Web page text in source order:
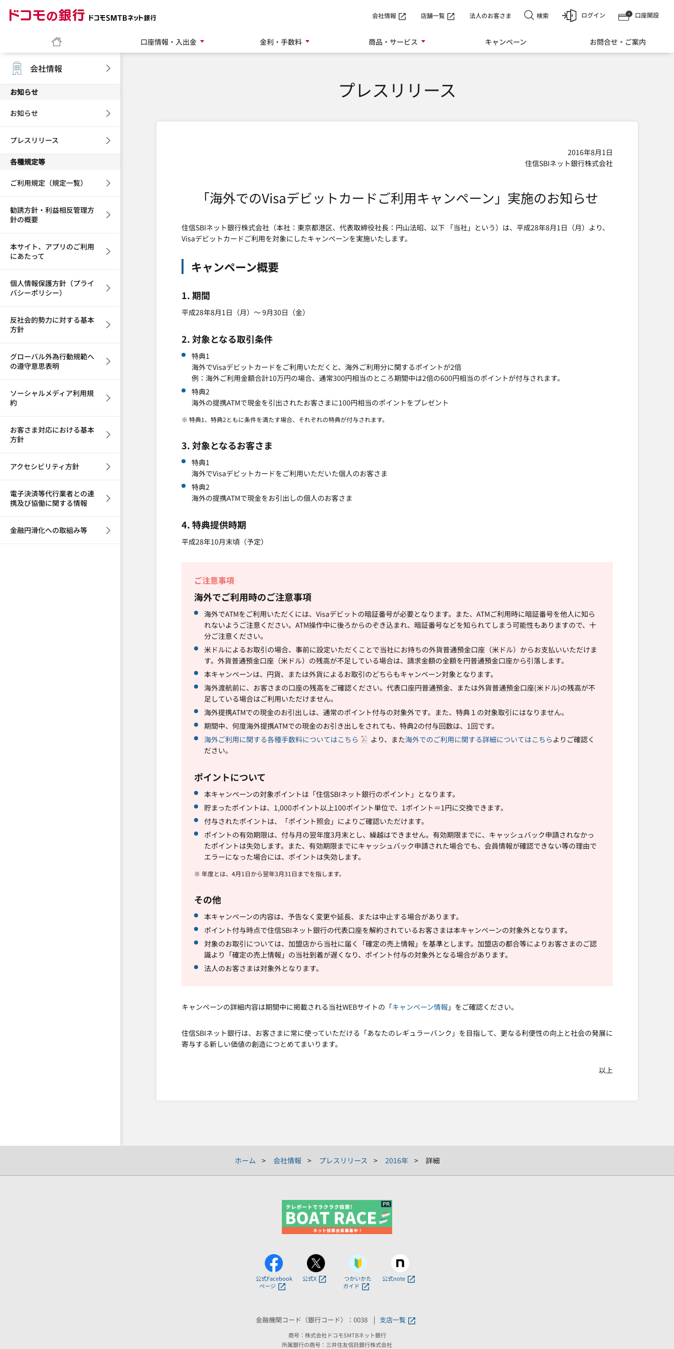
口座開設
ログイン
口座情報・入出金 金利・手数料 商品・サービス キャンペーン お問合せ・ご案内
会社情報 店舗一覧 法人のお客さま 検索
プレスリリース
2016年8月1日
住信SBIネット銀行株式会社
「海外でのVisaデビットカードご利用キャンペーン」実施のお知らせ
住信SBIネット銀行株式会社（本社：東京都港区、代表取締役社長：円山法昭、以下 「当社」という）は、平成28年8月1日（月）より、
Visaデビットカードご利用を対象にしたキャンペーンを実施いたします。
キャンペーン概要
1. 期間
平成28年8月1日（月）～ 9月30日（金）
2. 対象となる取引条件
特典1
海外でVisaデビットカードをご利用いただくと、海外ご利用分に関するポイントが2倍
例：海外ご利用金額合計10万円の場合、通常300円相当のところ期間中は2倍の600円相当のポイントが付与されます。
特典2
海外の提携ATMで現金を引出されたお客さまに100円相当のポイントをプレゼント
※ 特典1、特典2ともに条件を満たす場合、それぞれの特典が付与されます。
3. 対象となるお客さま
特典1
海外でVisaデビットカードをご利用いただいた個人のお客さま
特典2
海外の提携ATMで現金をお引出しの個人のお客さま
4. 特典提供時期
平成28年10月末頃（予定）
ご注意事項
海外でご利用時のご注意事項
海外でATMをご利用いただくには、Visaデビットの暗証番号が必要となります。また、ATMご利用時に暗証番号を他人に知ら
れないようご注意ください。ATM操作中に後ろからのぞき込まれ、暗証番号などを知られてしまう可能性もありますので、十
分ご注意ください。
米ドルによるお取引の場合、事前に設定いただくことで当社にお持ちの外貨普通預金口座（米ドル）からお支払いいただけま
す。外貨普通預金口座（米ドル）の残高が不足している場合は、請求金額の全額を円普通預金口座から引落します。
本キャンペーンは、円貨、または外貨によるお取引のどちらもキャンペーン対象となります。
海外渡航前に、お客さまの口座の残高をご確認ください。代表口座円普通預金、または外貨普通預金口座(米ドル)の残高が不
足している場合はご利用いただけません。
海外提携ATMでの現金のお引出しは、通常のポイント付与の対象外です。また、特典１の対象取引にはなりません。
期間中、何度海外提携ATMでの現金のお引き出しをされても、特典2の付与回数は、1回です。
海外ご利用に関する各種手数料についてはこちら
より、また海外でのご利用に関する詳細についてはこちらよりご確認く
ださい。
ポイントについて
本キャンペーンの対象ポイントは「住信SBIネット銀行のポイント」となります。
貯まったポイントは、1,000ポイント以上100ポイント単位で、1ポイント＝1円に交換できます。
付与されたポイントは、「ポイント照会」によりご確認いただけます。
ポイントの有効期限は、付与月の翌年度3月末とし、繰越はできません。有効期限までに、キャッシュバック申請されなかっ
たポイントは失効します。また、有効期限までにキャッシュバック申請された場合でも、会員情報が確認できない等の理由で
エラーになった場合には、ポイントは失効します。
※ 年度とは、4月1日から翌年3月31日までを指します。
その他
本キャンペーンの内容は、予告なく変更や延長、または中止する場合があります。
ポイント付与時点で住信SBIネット銀行の代表口座を解約されているお客さまは本キャンペーンの対象外となります。
対象のお取引については、加盟店から当社に届く「確定の売上情報」を基準とします。加盟店の都合等によりお客さまのご認
識より「確定の売上情報」の当社到着が遅くなり、ポイント付与の対象外となる場合があります。
法人のお客さまは対象外となります。
キャンペーンの詳細内容は期間中に掲載される当社WEBサイトの「キャンペーン情報 」をご確認ください。
住信SBIネット銀行は、お客さまに常に使っていただける「あなたのレギュラーバンク」を目指して、更なる利便性の向上と社会の発展に
寄与する新しい価値の創造につとめてまいります。
以上
会社情報
お知らせ
お知らせ
プレスリリース
各種規定等
ご利用規定（規定一覧）
勧誘方針・利益相反管理方
針の概要
本サイト、アプリのご利用
にあたって
個人情報保護方針（プライ
バシーポリシー）
反社会的勢力に対する基本
方針
グローバル外為行動規範へ
の遵守意思表明
ソーシャルメディア利用規
約
お客さま対応における基本
方針
アクセシビリティ方針
電子決済等代行業者との連
携及び協働に関する情報
金融円滑化への取組み等
ホーム 会社情報 プレスリリース 2016年 詳細
公式Facebook
ページ
公式X
つかいかた
ガイド
公式note
金融機関コード（銀行コード）：0038 支店一覧
商号：株式会社ドコモSMTBネット銀行
所属銀行の商号：三井住友信託銀行株式会社